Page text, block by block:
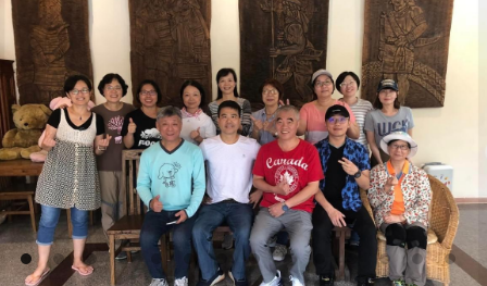
徐長老 無耳之人
樹林靈糧音創-主禱文
科學與聖經創造
【信主後最受惠的人】~林佳慧姊妹/母親節特
輯
【媽媽的話語帶有能力】~張雅玲姊妹母親節
特輯
2023.05年中分享會 (田埔)
#致福益人學苑樹林靈糧堂分校 #生活花
藝課 聖誕組合盆栽😍 充滿溫暖氣氛🥰
2023.09 戶外住棚節露營(影片)
2023樹林地區復活節大遊行
台崇歡慶聖誕💞 充滿平安喜樂❣️ 豐盛恩
典湧流💓
活力體適能~ 文創挖呀挖~ 健康自己來~
2023年度
2023年致福益人學苑
2023年債務解決 真有希望
搜索
繁體中文
繁體中文
English
加入LINE 官方帳號